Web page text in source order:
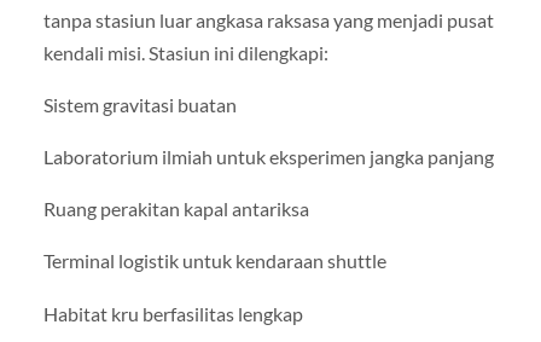
tanpa stasiun luar angkasa raksasa yang menjadi pusat
kendali misi. Stasiun ini dilengkapi:
Sistem gravitasi buatan
Laboratorium ilmiah untuk eksperimen jangka panjang
Ruang perakitan kapal antariksa
Terminal logistik untuk kendaraan shuttle
Habitat kru berfasilitas lengkap